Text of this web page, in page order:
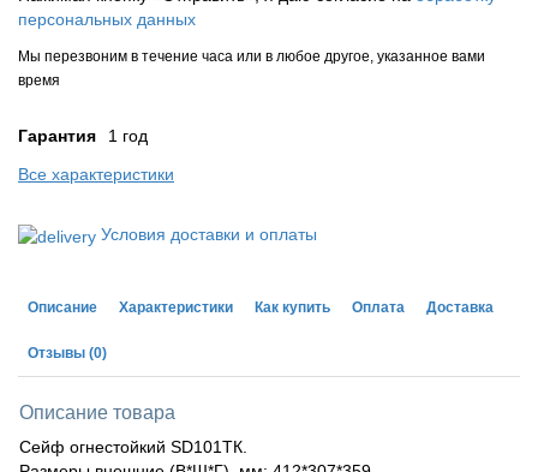
персональных данных
Мы перезвоним в течение часа или в любое другое, указанное вами
время
Гарантия
1 год
Все характеристики
Условия доставки и оплаты
Описание Характеристики Как купить Оплата Доставка
Отзывы (0)
Описание товара
Сейф огнестойкий SD101ТК.